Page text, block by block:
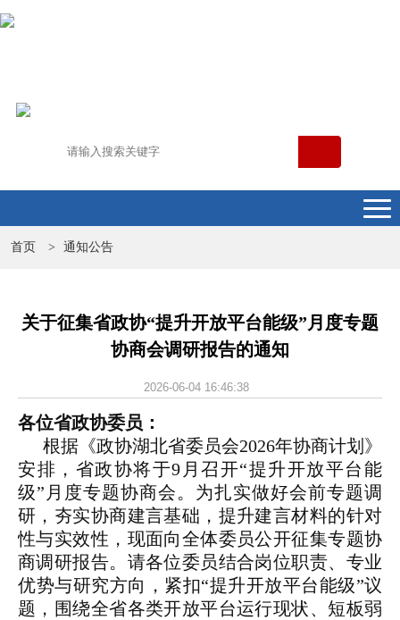
首页 > 通知公告
关于征集省政协“提升开放平台能级”月度专题
协商会调研报告的通知
2026-06-04 16:46:38
各位省政协委员：
根据《政协湖北省委员会2026年协商计划》
安排，省政协将于9月召开“提升开放平台能
级”月度专题协商会。为扎实做好会前专题调
研，夯实协商建言基础，提升建言材料的针对
性与实效性，现面向全体委员公开征集专题协
商调研报告。请各位委员结合岗位职责、专业
优势与研究方向，紧扣“提升开放平台能级”议
题，围绕全省各类开放平台运行现状、短板弱